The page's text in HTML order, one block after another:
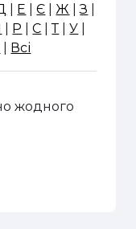
Е |Є Ж |З
Р |С |Т |У
Всі
жодного